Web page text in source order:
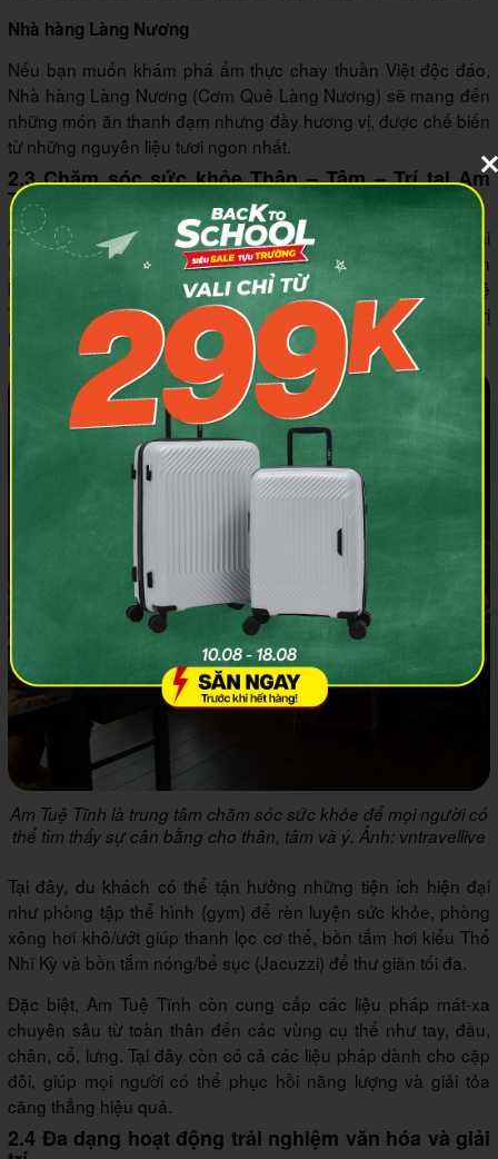
Nhà hàng Làng Nương
Nếu bạn muốn khám phá ẩm thực chay thuần Việt độc đáo,
Nhà hàng Làng Nương (Cơm Quê Làng Nương) sẽ mang đến
những món ăn thanh đạm nhưng đầy hương vị, được chế biến
từ những nguyên liệu tươi ngon nhất.
2.3 Chăm sóc sức khỏe Thân – Tâm – Trí tại Am
Tuệ Tĩnh
Am Tuệ Tĩnh là trung tâm chăm sóc sức khỏe rộng 2.240m² tại
Legacy Yên Tử. Đây là nơi du khách có thể tìm thấy sự cân
bằng cho thân, tâm và ý. Lấy tên đại danh y - thiền sư Tuệ
Tĩnh, Am Tuệ Tĩnh chuyên về tắm thảo dược, các liệu pháp trị
liệu và tư vấn chăm sóc sức khỏe toàn diện.
Am Tuệ Tĩnh là trung tâm chăm sóc sức khỏe để mọi người có
thể tìm thấy sự cân bằng cho thân, tâm và ý. Ảnh: vntravellive
Tại đây, du khách có thể tận hưởng những tiện ích hiện đại
như phòng tập thể hình (gym) để rèn luyện sức khỏe, phòng
xông hơi khô/ướt giúp thanh lọc cơ thể, bồn tắm hơi kiểu Thổ
Nhĩ Kỳ và bồn tắm nóng/bể sục (Jacuzzi) để thư giãn tối đa.
Đặc biệt, Am Tuệ Tĩnh còn cung cấp các liệu pháp mát-xa
chuyên sâu từ toàn thân đến các vùng cụ thể như tay, đầu,
chân, cổ, lưng. Tại đây còn có cả các liệu pháp dành cho cặp
đôi, giúp mọi người có thể phục hồi năng lượng và giải tỏa
căng thẳng hiệu quả.
2.4 Đa dạng hoạt động trải nghiệm văn hóa và giải